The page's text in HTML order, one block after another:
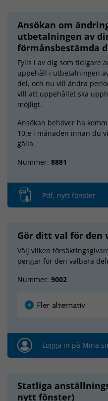
Ansökan om
utbetalningen av
förmånsbestämda
Fylls i av dig som tidigare
uppehåll i utbetalningen
del, och nu vill ändra
vill att uppehållet ska
möjligt.
Ansökan behöver ha
10:e i månaden innan du
gälla.
Nummer: 8881
Pdf, nytt fönster
Gör ditt val för den
Välj vilken
pengar för den valbara
Nummer: 9002
Fler alternativ
Logga in på Mina
Statliga
nytt fönster)